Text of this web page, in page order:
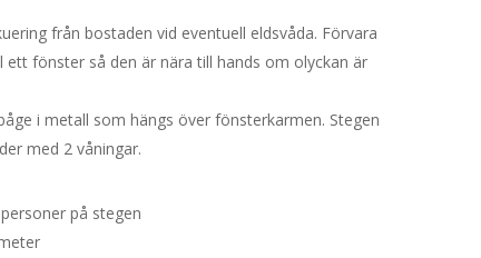
från bostaden vid eventuell eldsvåda. Förvara
ett fönster så den är nära till hands om olyckan är
i metall som hängs över fönsterkarmen. Stegen
med 2 våningar.
på stegen